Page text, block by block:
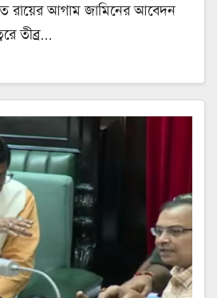
রায়ের আগাম জামিনের আবেদন
তীব্র…